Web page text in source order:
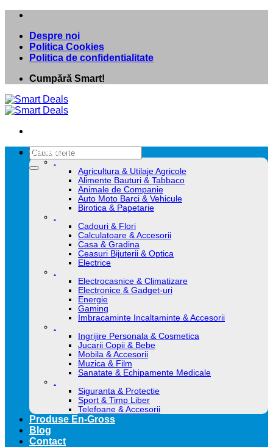
Skip
contentDespre noi
Politica Cookies
Politica de confidentialitate
Cumpără Smart!
Caută
după:
Categorii
.
Agricultura & Utilaje Agricole
Alimente Bauturi & Tabbaco
Animale de Companie
Auto Moto Barci & Vehicule
Birotica & Papetarie
.
Cadouri & Flori
Calculatoare & Accesorii
Casa & Gradina
Ceasuri Bijuterii & Optica
Electrice
.
Electrocasnice & Climatizare
Electronice & Gadget-uri
Energie
Gaming
Imbracaminte Incaltaminte & Accesorii
.
Ingrijire Personala & Cosmetica
Jucarii Copii & Bebe
Mobila & Accesorii
Muzica & Film
Sanatate & Echipamente Medicale
.
Siguranta & Protectie
Sport & Timp Liber
Telefoane & Accesorii
Produse En-Gross
Blog
Contact